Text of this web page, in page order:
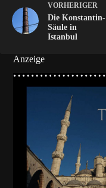
VORHERIGER
Die Konstantin-
Säule in
Istanbul
Anzeige